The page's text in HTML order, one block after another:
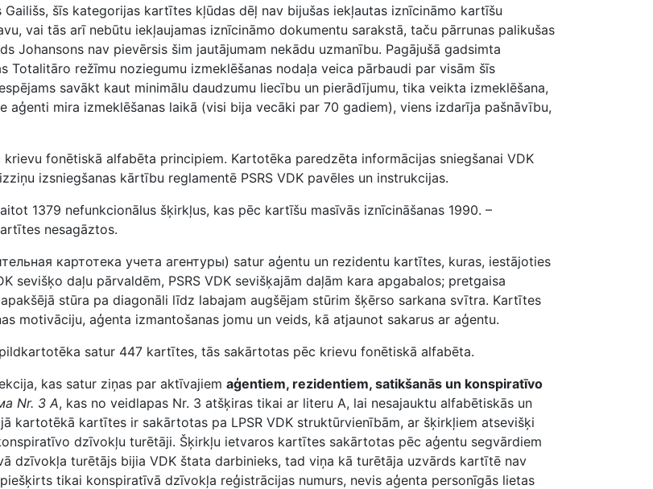
šīs kategorijas kartītes kļūdas dēļ nav bijušas iekļautas iznīcināmo kartīšu
vai tās arī nebūtu iekļaujamas iznīcināmo dokumentu sarakstā, taču pārrunas palikušas
Johansons nav pievērsis šim jautājumam nekādu uzmanību. Pagājušā gadsimta
Totalitāro režīmu noziegumu izmeklēšanas nodaļa veica pārbaudi par visām šīs
savākt kaut minimālu daudzumu liecību un pierādījumu, tika veikta izmeklēšana,
aģenti mira izmeklēšanas laikā (visi bija vecāki par 70 gadiem), viens izdarīja pašnāvību,
fonētiskā alfabēta principiem. Kartotēka paredzēta informācijas sniegšanai VDK
izsniegšanas kārtību reglamentē PSRS VDK pavēles un instrukcijas.
1379 nefunkcionālus šķirkļus, kas pēc kartīšu masīvās iznīcināšanas 1990. –
nesagāztos.
картотека учета агентуры) satur aģentu un rezidentu kartītes, kuras, iestājoties
sevišķo daļu pārvaldēm, PSRS VDK sevišķajām daļām kara apgabalos; pretgaisa
stūra pa diagonāli līdz labajam augšējam stūrim šķērso sarkana svītra. Kartītes
motivāciju, aģenta izmantošanas jomu un veids, kā atjaunot sakarus ar aģentu.
satur 447 kartītes, tās sakārtotas pēc krievu fonētiskā alfabēta.
kas satur ziņas par aktīvajiem aģentiem, rezidentiem, satikšanās un konspiratīvo
Nr. 3 А, kas no veidlapas Nr. 3 atšķiras tikai ar literu A, lai nesajauktu alfabētiskās un
kartotēkā kartītes ir sakārtotas pa LPSR VDK struktūrvienībām, ar šķirkļiem atsevišķi
dzīvokļu turētāji. Šķirkļu ietvaros kartītes sakārtotas pēc aģentu segvārdiem
dzīvokļa turētājs bijia VDK štata darbinieks, tad viņa kā turētāja uzvārds kartītē nav
tikai konspiratīvā dzīvokļa reģistrācijas numurs, nevis aģenta personīgās lietas